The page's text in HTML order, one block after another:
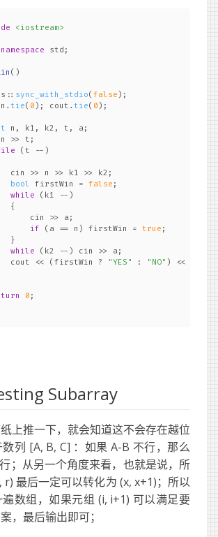
<iostream>
namespace std;
()
sync_with_stdio( false );
tie( 0 ); cout.tie( 0 );
n, k1, k2, t, a;
>> t;
(t --)
cin >> n >> k1 >> k2;
bool firstWin = false ;
while (k1 --)
{
cin >> a;
if (a == n) firstWin = true ;
}
while (k2 --) cin >> a;
cout << (firstWin ?
"YES" : "NO" ) << endl;
0 ;
Subarray
上推一下，就会知道这不会存在越位
列 [A, B, C] ：如果 A-B 不行，那么
；从另一个角度来看，也就是说，所
r) 最后一定可以转化为 (x, x+1)；所以
数组，如果元组 (i, i+1) 可以满足要
，最后输出即可；